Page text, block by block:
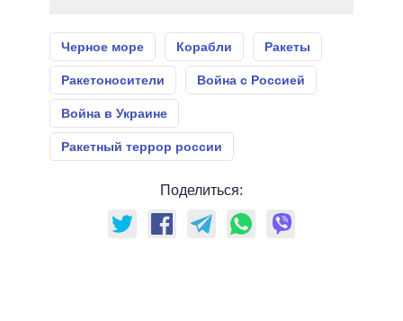
Черное море Корабли Ракеты
Ракетоносители Война с Россией
Война в Украине
Ракетный террор россии
Поделиться: